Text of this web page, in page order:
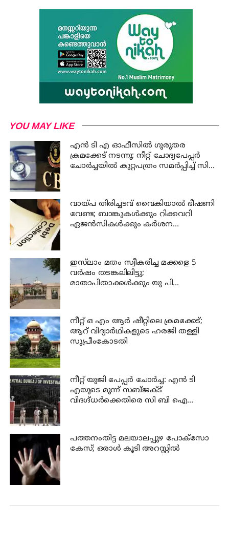
YOU MAY LIKE
എന്‍ ടി എ ഓഫീസില്‍ ഗുരുതര
ക്രമക്കേട് നടന്നു; നീറ്റ് ചോദ്യപേപ്പര്‍
ചോര്‍ച്ചയില്‍ കുറ്റപത്രം സമര്‍പ്പിച്ച് സി
വായ്പ തിരിച്ചടവ് വൈകിയാൽ ഭീഷണി
വേണ്ട; ബാങ്കുകൾക്കും റിക്കവറി
ഏജൻസികൾക്കും കർശന
ഇസ്‍ലാം മതം സ്വീകരിച്ച മക്കളെ 5
വർഷം തടങ്കലിലിട്ടു;
മാതാപിതാക്കൾക്കും യു പി
നീറ്റ് ഒ എം ആര്‍ ഷീറ്റിലെ ക്രമക്കേട്;
ആറ് വിദ്യാര്‍ഥികളുടെ ഹരജി തള്ളി
സുപ്രീംകോടതി
നീറ്റ് യുജി പേപ്പർ ചോർച്ച: എൻ ടി
എയുടെ മൂന്ന് സബ്ജക്ട്
വിദഗ്ദ്ധർക്കെതിരെ സി ബി ഐ
പത്തനംതിട്ട മലയാലപ്പുഴ പോക്സോ
കേസ്; ഒരാള്‍ കൂടി അറസ്റ്റില്‍